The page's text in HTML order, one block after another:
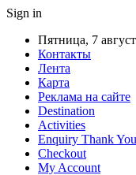
Sign in
Пятница, 7
Контакты
Лента
Карта
Реклама на сайте
Destination
Activities
Enquiry Thank
Checkout
My Account